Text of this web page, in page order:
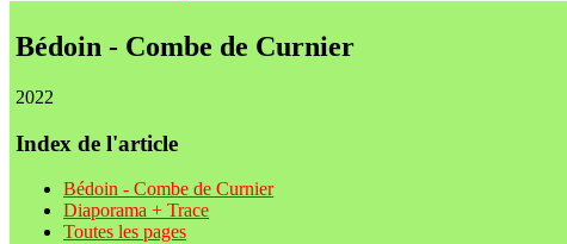
Bédoin - Combe de Curnier
2022
Index de l'article
Bédoin - Combe de Curnier
Diaporama + Trace
Toutes les pages